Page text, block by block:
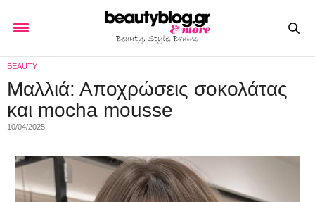
BEAUTY
Μαλλιά: Αποχρώσεις σοκολάτας
και mocha mousse
10/04/2025